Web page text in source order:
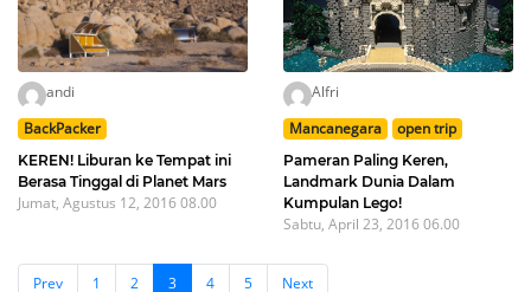
andi
BackPacker
KEREN! Liburan ke Tempat ini
Berasa Tinggal di Planet Mars
Jumat, Agustus 12, 2016 08.00
Alfri
Mancanegara
open trip
Pameran Paling Keren,
Landmark Dunia Dalam
Kumpulan Lego!
Sabtu, April 23, 2016 06.00
Prev 1 2 3 4 5 Next